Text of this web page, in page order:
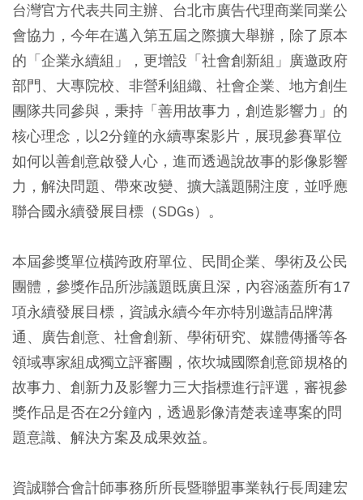
台灣官方代表共同主辦、台北市廣告代理商業同業公
會協力，今年在邁入第五屆之際擴大舉辦，除了原本
的「企業永續組」，更增設「社會創新組」廣邀政府
部門、大專院校、非營利組織、社會企業、地方創生
團隊共同參與，秉持「善用故事力，創造影響力」的
核心理念，以2分鐘的永續專案影片，展現參賽單位
如何以善創意啟發人心，進而透過說故事的影像影響
力，解決問題、帶來改變、擴大議題關注度，並呼應
聯合國永續發展目標（SDGs）。
本屆參獎單位橫跨政府單位、民間企業、學術及公民
團體，參獎作品所涉議題既廣且深，內容涵蓋所有17
項永續發展目標，資誠永續今年亦特別邀請品牌溝
通、廣告創意、社會創新、學術研究、媒體傳播等各
領域專家組成獨立評審團，依坎城國際創意節規格的
故事力、創新力及影響力三大指標進行評選，審視參
獎作品是否在2分鐘內，透過影像清楚表達專案的問
題意識、解決方案及成果效益。
資誠聯合會計師事務所所長暨聯盟事業執行長周建宏